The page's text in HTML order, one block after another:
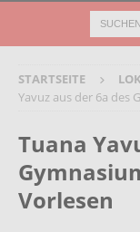
STARTSEITE
Yavuz aus der 6a des
Tuana
Vorlesen